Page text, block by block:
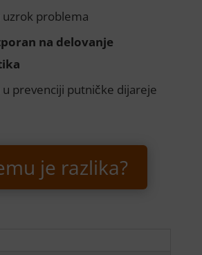
uzrok problema
na delovanje
u prevenciji putničke dijareje
je razlika?